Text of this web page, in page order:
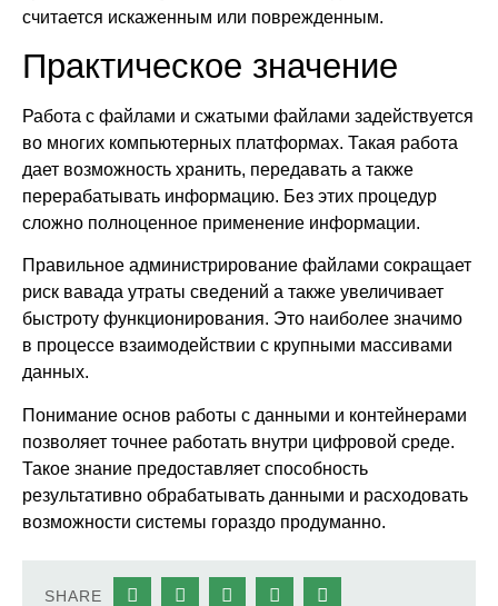
считается искаженным или поврежденным.
Практическое значение
Работа с файлами и сжатыми файлами задействуется
во многих компьютерных платформах. Такая работа
дает возможность хранить, передавать а также
перерабатывать информацию. Без этих процедур
сложно полноценное применение информации.
Правильное администрирование файлами сокращает
риск вавада утраты сведений а также увеличивает
быстроту функционирования. Это наиболее значимо
в процессе взаимодействии с крупными массивами
данных.
Понимание основ работы с данными и контейнерами
позволяет точнее работать внутри цифровой среде.
Такое знание предоставляет способность
результативно обрабатывать данными и расходовать
возможности системы гораздо продуманно.
SHARE